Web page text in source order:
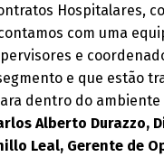
Hospitalares,
com uma
e
e que estão
dentro do ambiente
Alberto Durazzo,
Leal, Gerente de